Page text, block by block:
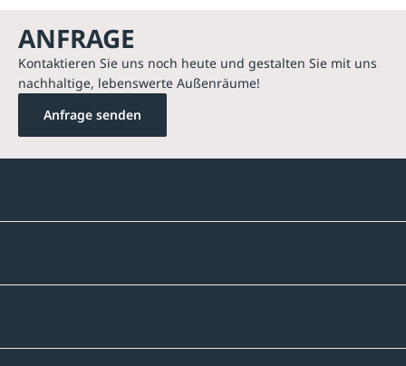
ANFRAGE
Kontaktieren Sie uns noch heute und gestalten Sie mit uns
nachhaltige, lebenswerte Außenräume!
Anfrage senden